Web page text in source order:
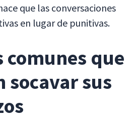
que las conversaciones
en lugar de punitivas.
comunes que
socavar sus